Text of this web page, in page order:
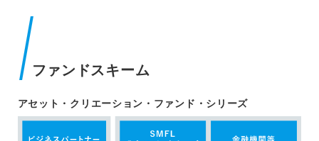
ファンドスキーム
アセット・クリエーション・ファンド・シリーズ